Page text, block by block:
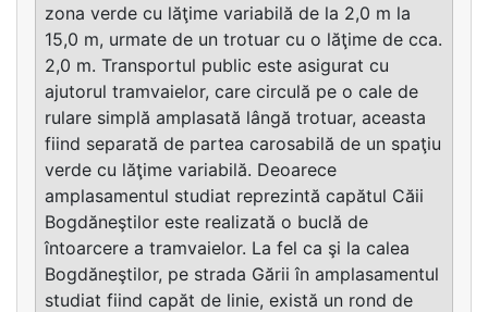
zona verde cu lăţime variabilă de la 2,0 m la
15,0 m, urmate de un trotuar cu o lăţime de cca.
2,0 m. Transportul public este asigurat cu
ajutorul tramvaielor, care circulă pe o cale de
rulare simplă amplasată lângă trotuar, aceasta
fiind separată de partea carosabilă de un spaţiu
verde cu lăţime variabilă. Deoarece
amplasamentul studiat reprezintă capătul Căii
Bogdăneştilor este realizată o buclă de
întoarcere a tramvaielor. La fel ca şi la calea
Bogdăneştilor, pe strada Gării în amplasamentul
studiat fiind capăt de linie, există un rond de